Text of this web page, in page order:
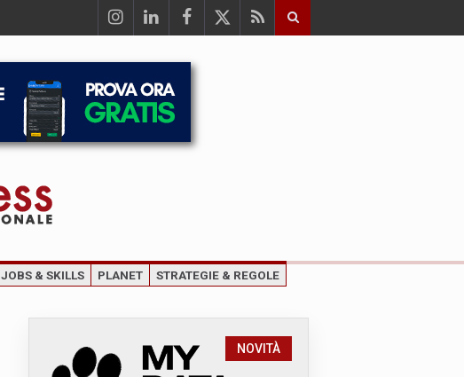
JOBS & SKILLS PLANET STRATEGIE & REGOLE
NOVITÀ